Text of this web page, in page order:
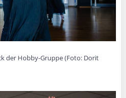
der Hobby-Gruppe (Foto: Dorit